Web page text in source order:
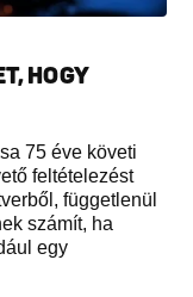
HOGY
75 éve követi
feltételezést
függetlenül
számít, ha
egy